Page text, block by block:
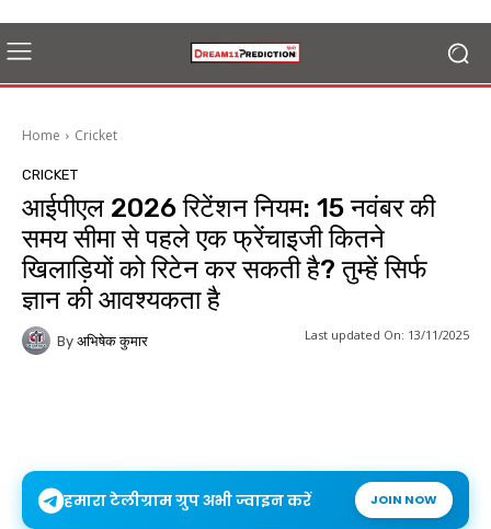
Home Cricket
CRICKET
आईपीएल 2026 रिटेंशन नियम: 15 नवंबर की
समय सीमा से पहले एक फ्रेंचाइजी कितने
खिलाड़ियों को रिटेन कर सकती है? तुम्हें सिर्फ
ज्ञान की आवश्यकता है
By अभिषेक कुमार Last updated On: 13/11/2025
हमारा टेलीग्राम ग्रुप अभी ज्वाइन करें JOIN NOW